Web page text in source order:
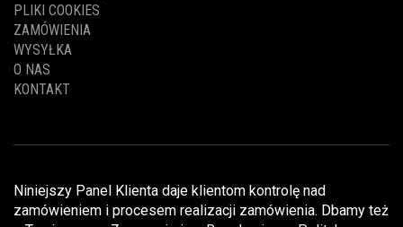
PLIKI COOKIES
ZAMÓWIENIA
WYSYŁKA
O NAS
KONTAKT
Niniejszy Panel Klienta daje klientom kontrolę nad
zamówieniem i procesem realizacji zamówienia. Dbamy też